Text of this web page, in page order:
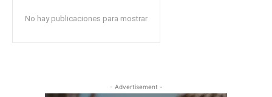
No hay publicaciones para mostrar
- Advertisement -